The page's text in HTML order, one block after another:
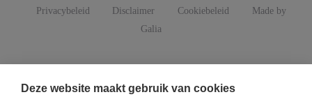
Privacybeleid Disclaimer Cookiebeleid
Made by
Galia
CODE AANVRAGEN
Deze website maakt gebruik van cookies